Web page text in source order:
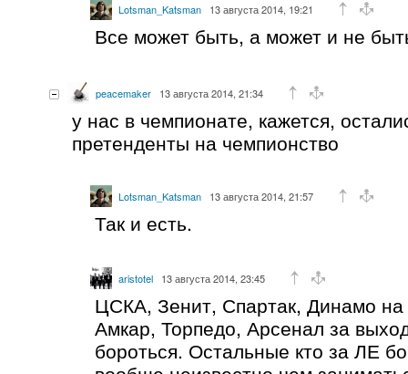
Lotsman_Katsman 13 августа 2014, 19:21
Все может быть, а может и не
peacemaker 13 августа 2014, 21:34
у нас в чемпионате, кажется,
претенденты на чемпионство
Lotsman_Katsman 13 августа 2014, 21:57
Так и есть.
aristotel 13 августа 2014, 23:45
ЦСКА, Зенит, Спартак, Динамо
Амкар, Торпедо, Арсенал за
бороться. Остальные кто за ЛЕ